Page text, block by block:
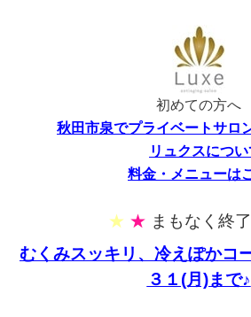
初めての方へ
秋田市泉でプライベートサロ
リュクスについ
料金・メニューは
★ ★ まもなく終了
むくみスッキリ、冷えぽかコ
３１(月)まで♪